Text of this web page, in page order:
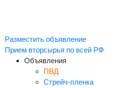
Разместить объявление
Прием вторсырья по всей РФ
Объявления
ПВД
Стрейч-пленка